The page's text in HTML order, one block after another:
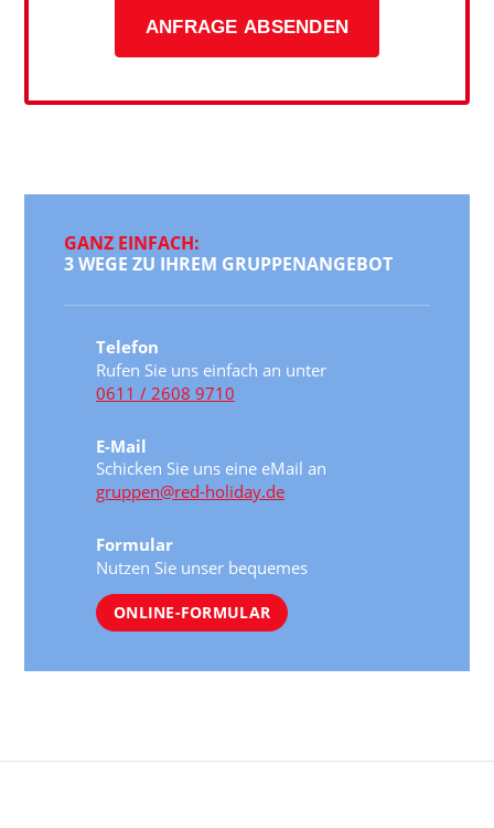
ANFRAGE ABSENDEN
GANZ EINFACH:
3 WEGE ZU IHREM GRUPPENANGEBOT
Telefon
Rufen Sie uns einfach an unter
0611 / 2608 9710
E-Mail
Schicken Sie uns eine eMail an
gruppen@red-holiday.de
Formular
Nutzen Sie unser bequemes
ONLINE-FORMULAR